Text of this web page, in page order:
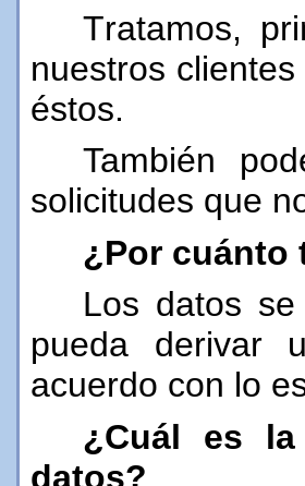
Tratamos,
nuestros
éstos.
También
solicitudes que
¿Por cuánto
Los datos
pueda derivar
acuerdo con lo
¿Cuál es
datos?